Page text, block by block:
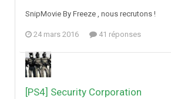
SnipMovie By Freeze , nous recrutons !
24 mars 2016 41 réponses
[PS4] Security Corporation